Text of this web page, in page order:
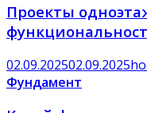
Проекты
02.09.202502.09.2025
Фундамент